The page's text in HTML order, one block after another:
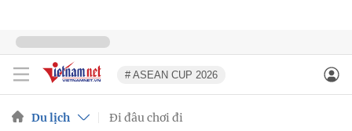
# ASEAN CUP 2026
Du lịch Đi đâu chơi đi